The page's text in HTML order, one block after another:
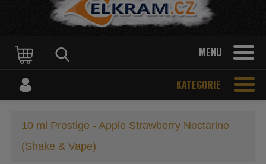
MENU
KATEGORIE
10 ml Prestige - Apple Strawberry Nectarine
(Shake & Vape)